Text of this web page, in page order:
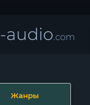
-audio.com
Жанры